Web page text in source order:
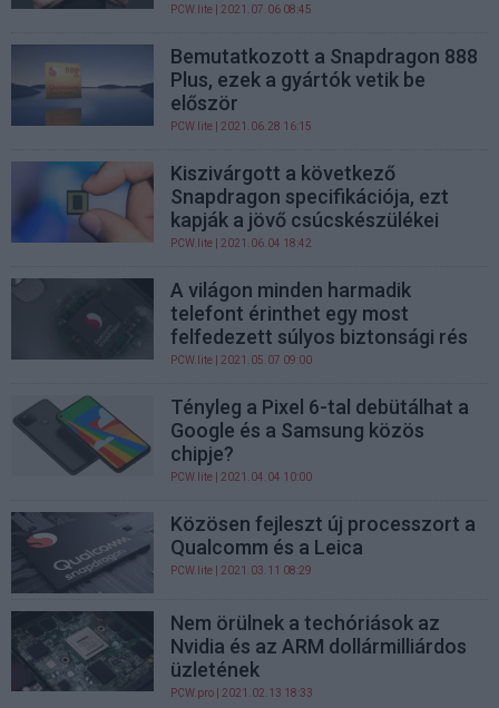
PCW.lite | 2021.07.06 08:45
Bemutatkozott a Snapdragon 888
Plus, ezek a gyártók vetik be
először
PCW.lite | 2021.06.28 16:15
Kiszivárgott a következő
Snapdragon specifikációja, ezt
kapják a jövő csúcskészülékei
PCW.lite | 2021.06.04 18:42
A világon minden harmadik
telefont érinthet egy most
felfedezett súlyos biztonsági rés
PCW.lite | 2021.05.07 09:00
Tényleg a Pixel 6-tal debütálhat a
Google és a Samsung közös
chipje?
PCW.lite | 2021.04.04 10:00
Közösen fejleszt új processzort a
Qualcomm és a Leica
PCW.lite | 2021.03.11 08:29
Nem örülnek a techóriások az
Nvidia és az ARM dollármilliárdos
üzletének
PCW.pro | 2021.02.13 18:33